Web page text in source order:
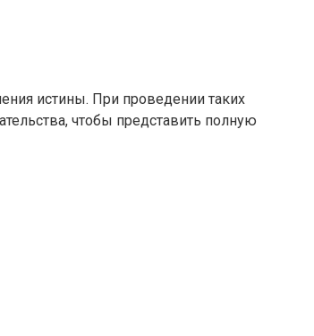
истины. При проведении таких
чтобы представить полную